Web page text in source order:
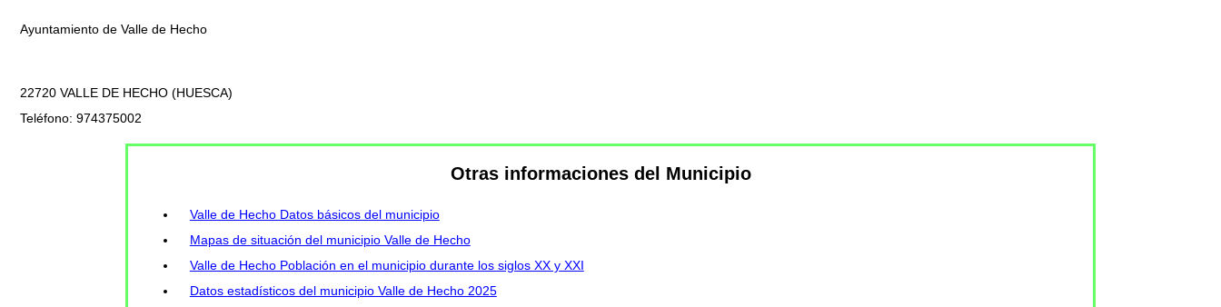
Ayuntamiento de Valle de Hecho
22720 VALLE DE HECHO (HUESCA)
Teléfono: 974375002
Otras informaciones del Municipio
Valle de Hecho Datos básicos del municipio
Mapas de situación del municipio Valle de Hecho
Valle de Hecho Población en el municipio durante los siglos XX y XXI
Datos estadísticos del municipio Valle de Hecho 2025